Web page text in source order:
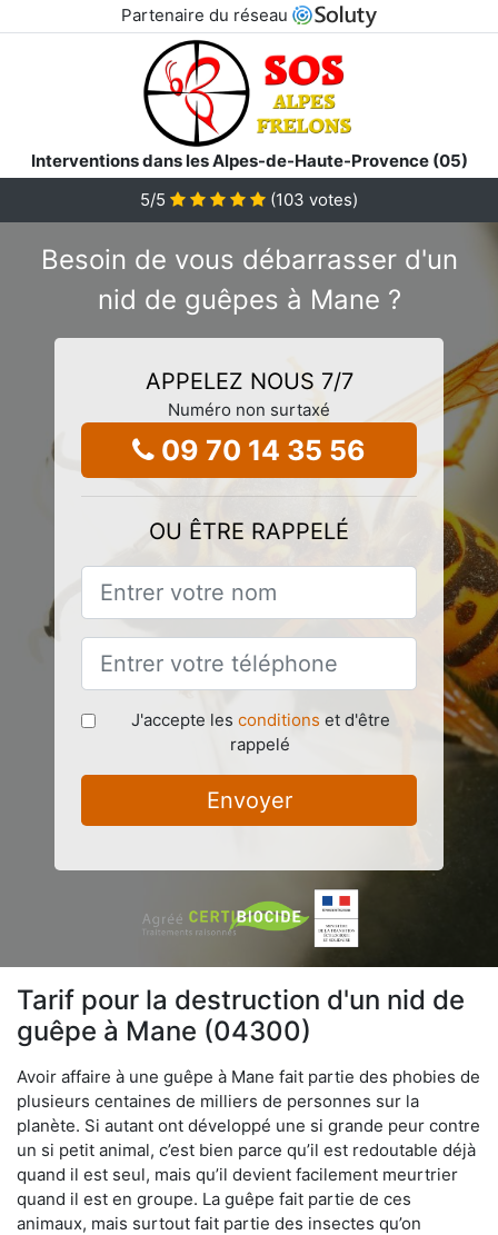
Partenaire du réseau
Interventions dans les Alpes-de-Haute-Provence (05)
5/5 (103 votes)
Besoin de vous débarrasser d'un
nid de guêpes à Mane ?
APPELEZ NOUS 7/7
Numéro non surtaxé
09 70 14 35 56
OU ÊTRE RAPPELÉ
J'accepte les conditions et d'être
rappelé
Envoyer
Tarif pour la destruction d'un nid de
guêpe à Mane (04300)
Avoir affaire à une guêpe à Mane fait partie des phobies de
plusieurs centaines de milliers de personnes sur la
planète. Si autant ont développé une si grande peur contre
un si petit animal, c’est bien parce qu’il est redoutable déjà
quand il est seul, mais qu’il devient facilement meurtrier
quand il est en groupe. La guêpe fait partie de ces
animaux, mais surtout fait partie des insectes qu’on